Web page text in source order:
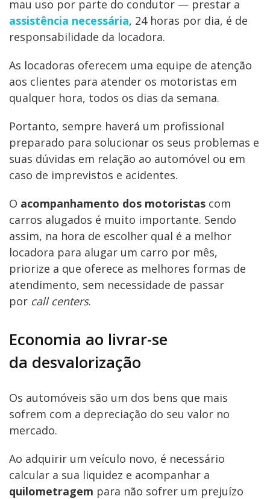
mau uso por parte do condutor — prestar a
assistência necessária, 24 horas por dia, é de
responsabilidade da locadora.
As locadoras oferecem uma equipe de atenção
aos clientes para atender os motoristas em
qualquer hora, todos os dias da semana.
Portanto, sempre haverá um profissional
preparado para solucionar os seus problemas e
suas dúvidas em relação ao automóvel ou em
caso de imprevistos e acidentes.
O acompanhamento dos motoristas com
carros alugados é muito importante. Sendo
assim, na hora de escolher qual é a melhor
locadora para alugar um carro por mês,
priorize a que oferece as melhores formas de
atendimento, sem necessidade de passar
por call centers.
Economia ao livrar-se
da desvalorização
Os automóveis são um dos bens que mais
sofrem com a depreciação do seu valor no
mercado.
Ao adquirir um veículo novo, é necessário
calcular a sua liquidez e acompanhar a
quilometragem para não sofrer um prejuízo